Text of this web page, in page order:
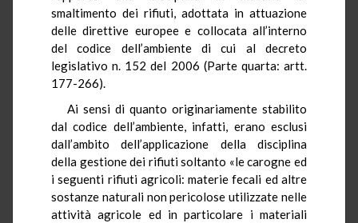
smaltimento dei rifiuti, adottata in attuazione
delle direttive europee e collocata all’interno
del codice dell’ambiente di cui al decreto
legislativo n. 152 del 2006 (Parte quarta: artt.
177-266).
Ai sensi di quanto originariamente stabilito
dal codice dell’ambiente, infatti, erano esclusi
dall’ambito dell’applicazione della disciplina
della gestione dei rifiuti soltanto «le carogne ed
i seguenti rifiuti agricoli: materie fecali ed altre
sostanze naturali non pericolose utilizzate nelle
attività agricole ed in particolare i materiali